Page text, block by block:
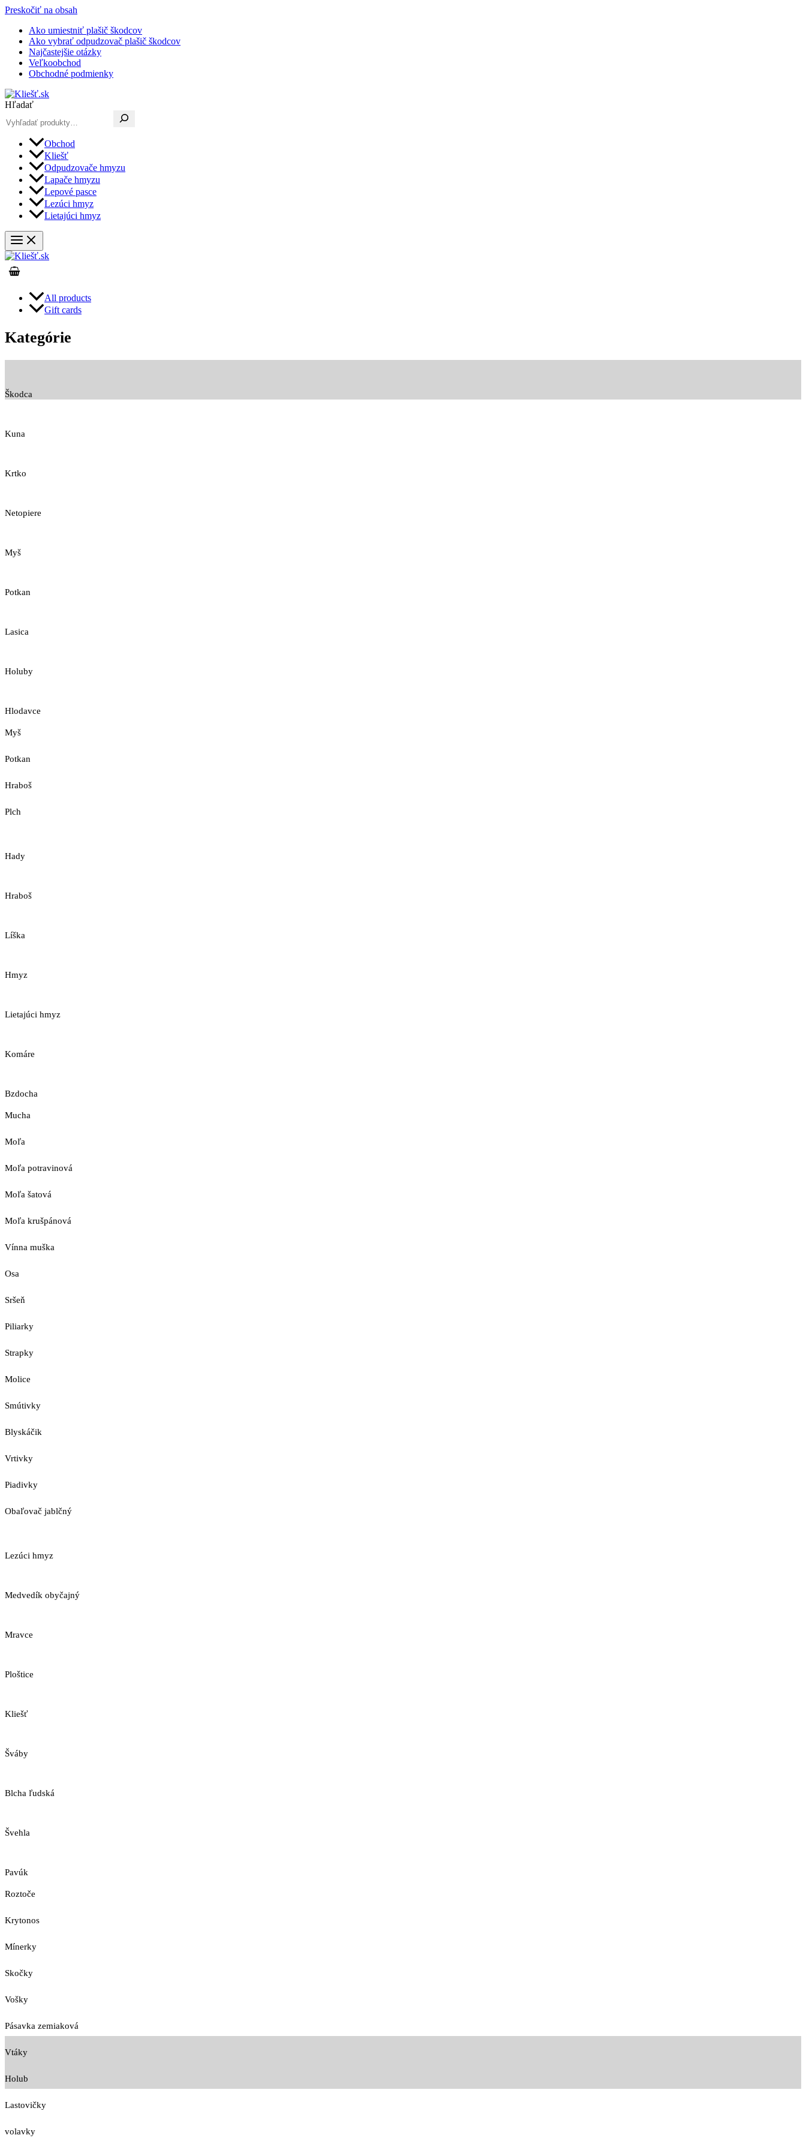
Preskočiť na obsah
Ako umiestniť plašič škodcov
Ako vybrať odpudzovač plašič škodcov
Najčastejšie otázky
Veľkoobchod
Obchodné podmienky
Hľadať
Obchod
Kliešť
Odpudzovače hmyzu
Lapače hmyzu
Lepové pasce
Lezúci hmyz
Lietajúci hmyz
All products
Gift cards
Kategórie
Škodca
Kuna
Krtko
Netopiere
Myš
Potkan
Lasica
Holuby
Hlodavce
Myš
Potkan
Hraboš
Plch
Hady
Hraboš
Líška
Hmyz
Lietajúci hmyz
Komáre
Bzdocha
Mucha
Moľa
Moľa potravinová
Moľa šatová
Moľa krušpánová
Vínna muška
Osa
Sršeň
Piliarky
Strapky
Molice
Smútivky
Blyskáčik
Vrtivky
Piadivky
Obaľovač jablčný
Lezúci hmyz
Medvedík obyčajný
Mravce
Ploštice
Kliešť
Šváby
Blcha ľudská
Švehla
Pavúk
Roztoče
Krytonos
Mínerky
Skočky
Vošky
Pásavka zemiaková
Vtáky
Holub
Lastovičky
volavky